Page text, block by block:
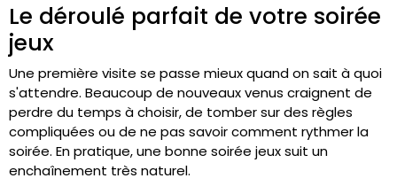
Le déroulé parfait de votre soirée
jeux
Une première visite se passe mieux quand on sait à quoi
s'attendre. Beaucoup de nouveaux venus craignent de
perdre du temps à choisir, de tomber sur des règles
compliquées ou de ne pas savoir comment rythmer la
soirée. En pratique, une bonne soirée jeux suit un
enchaînement très naturel.